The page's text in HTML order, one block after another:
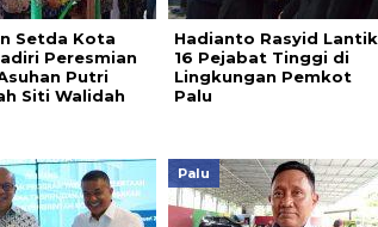
Setda Kota
Peresmian
Putri
Siti Walidah
Hadianto Rasyid Lantik
16 Pejabat Tinggi di
Lingkungan Pemkot
Palu
Palu